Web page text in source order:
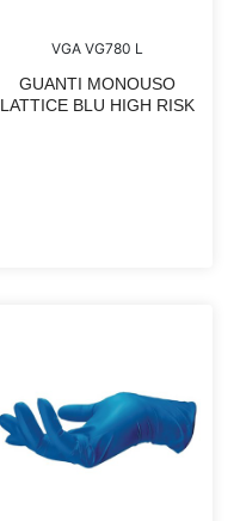
VGA VG780 L
GUANTI MONOUSO
LATTICE BLU HIGH RISK